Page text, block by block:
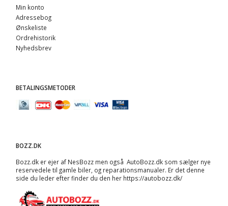
Min konto
Adressebog
Ønskeliste
Ordrehistorik
Nyhedsbrev
BETALINGSMETODER
BOZZ.DK
Bozz.dk er ejer af NesBozz men også AutoBozz.dk som sælger nye
reservedele til gamle biler, og reparationsmanualer. Er det denne
side du leder efter finder du den her https://autobozz.dk/